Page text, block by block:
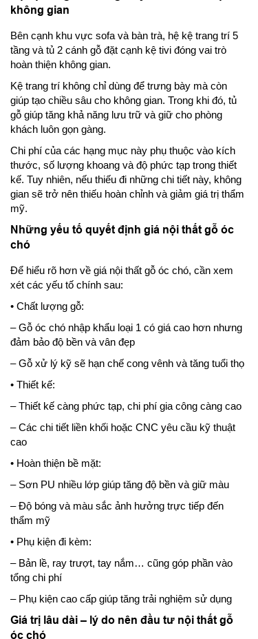
không gian
Bên cạnh khu vực sofa và bàn trà, hệ kệ trang trí 5
tầng và tủ 2 cánh gỗ đặt cạnh kệ tivi đóng vai trò
hoàn thiện không gian.
Kệ trang trí không chỉ dùng để trưng bày mà còn
giúp tạo chiều sâu cho không gian. Trong khi đó, tủ
gỗ giúp tăng khả năng lưu trữ và giữ cho phòng
khách luôn gọn gàng.
Chi phí của các hạng mục này phụ thuộc vào kích
thước, số lượng khoang và độ phức tạp trong thiết
kế. Tuy nhiên, nếu thiếu đi những chi tiết này, không
gian sẽ trở nên thiếu hoàn chỉnh và giảm giá trị thẩm
mỹ.
Những yếu tố quyết định giá nội thất gỗ óc
chó
Để hiểu rõ hơn về giá nội thất gỗ óc chó, cần xem
xét các yếu tố chính sau:
• Chất lượng gỗ:
– Gỗ óc chó nhập khẩu loại 1 có giá cao hơn nhưng
đảm bảo độ bền và vân đẹp
– Gỗ xử lý kỹ sẽ hạn chế cong vênh và tăng tuổi thọ
• Thiết kế:
– Thiết kế càng phức tạp, chi phí gia công càng cao
– Các chi tiết liền khối hoặc CNC yêu cầu kỹ thuật
cao
• Hoàn thiện bề mặt:
– Sơn PU nhiều lớp giúp tăng độ bền và giữ màu
– Độ bóng và màu sắc ảnh hưởng trực tiếp đến
thẩm mỹ
• Phụ kiện đi kèm:
– Bản lề, ray trượt, tay nắm… cũng góp phần vào
tổng chi phí
– Phụ kiện cao cấp giúp tăng trải nghiệm sử dụng
Giá trị lâu dài – lý do nên đầu tư nội thất gỗ
óc chó